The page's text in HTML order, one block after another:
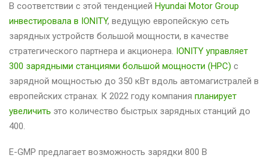
В соответствии с этой тенденцией Hyundai Motor Group
инвестировала в IONITY, ведущую европейскую сеть
зарядных устройств большой мощности, в качестве
стратегического партнера и акционера. IONITY управляет
300 зарядными станциями большой мощности (HPC) с
зарядной мощностью до 350 кВт вдоль автомагистралей в
европейских странах. К 2022 году компания планирует
увеличить это количество быстрых зарядных станций до
400.
E-GMP предлагает возможность зарядки 800 В